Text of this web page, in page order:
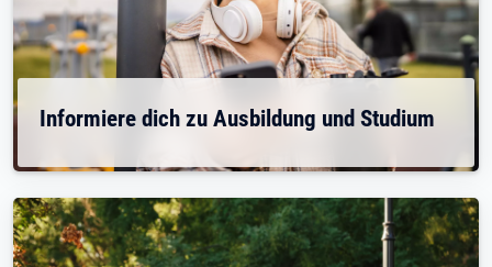
Informiere dich zu Ausbildung und Studium